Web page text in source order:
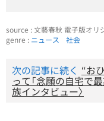
source : 文藝春秋 電子版オリ
genre : ニュース 社会
次の記事に続く “お
って「念願の自宅で
族インタビュー〉